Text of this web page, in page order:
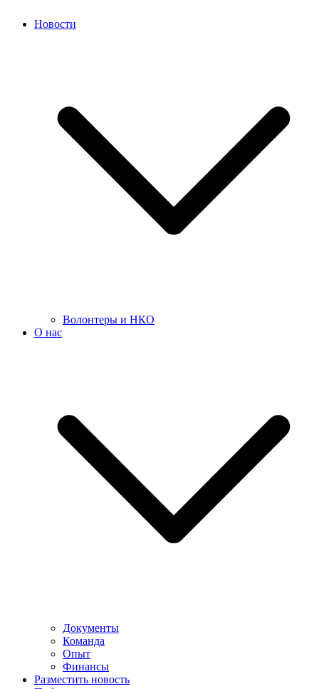
Новости
Волонтеры и НКО
О нас
Документы
Команда
Опыт
Финансы
Разместить новость